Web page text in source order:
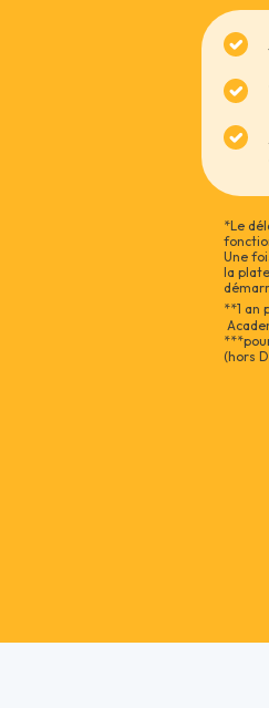
*Le
Une
la
**1 an
(hors